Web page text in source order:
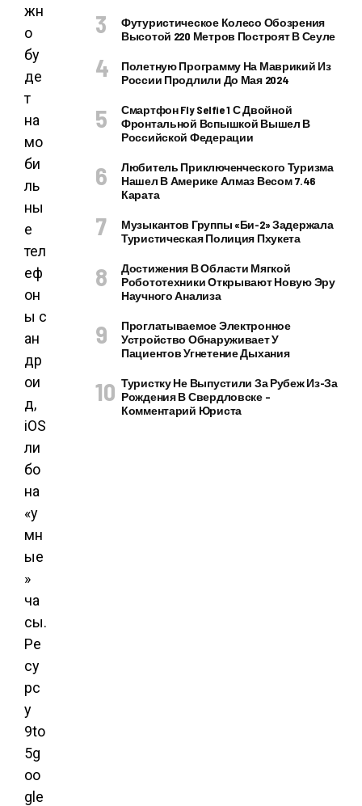
жн
о
бу
де
т
на
мо
би
ль
ны
е
тел
еф
он
ы с
ан
др
ои
д,
iOS
ли
бо
на
«у
мн
ые
»
ча
сы.
Ре
су
рс
у
9to
5g
oo
gle
Футуристическое Колесо Обозрения
Высотой 220 Метров Построят В Сеуле
Полетную Программу На Маврикий Из
России Продлили До Мая 2024
Смартфон Fly Selfie 1 С Двойной
Фронтальной Вспышкой Вышел В
Российской Федерации
Любитель Приключенческого Туризма
Нашел В Америке Алмаз Весом 7.46
Карата
Музыкантов Группы «Би-2» Задержала
Туристическая Полиция Пхукета
Достижения В Области Мягкой
Робототехники Открывают Новую Эру
Научного Анализа
Проглатываемое Электронное
Устройство Обнаруживает У
Пациентов Угнетение Дыхания
Туристку Не Выпустили За Рубеж Из-За
Рождения В Свердловске –
Комментарий Юриста